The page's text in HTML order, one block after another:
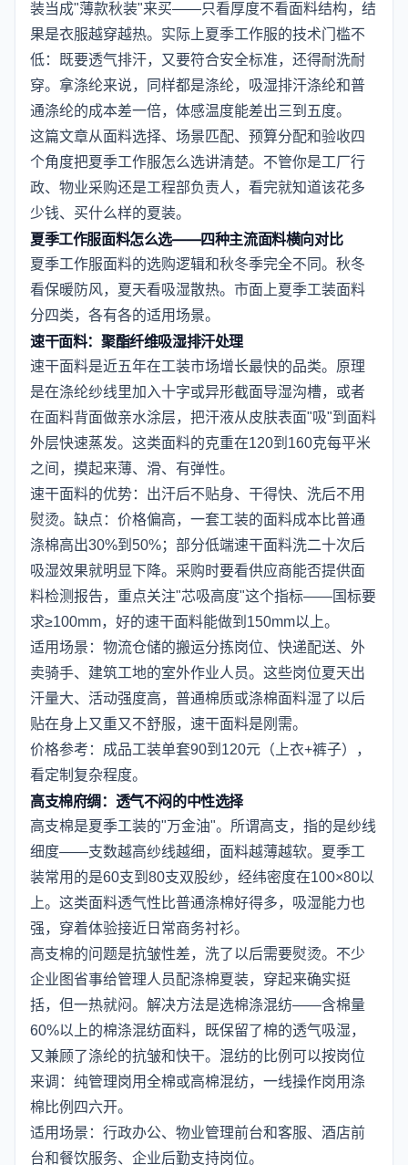
装当成"薄款秋装"来买——只看厚度不看面料结构，结
果是衣服越穿越热。实际上夏季工作服的技术门槛不
低：既要透气排汗，又要符合安全标准，还得耐洗耐
穿。拿涤纶来说，同样都是涤纶，吸湿排汗涤纶和普
通涤纶的成本差一倍，体感温度能差出三到五度。
这篇文章从面料选择、场景匹配、预算分配和验收四
个角度把夏季工作服怎么选讲清楚。不管你是工厂行
政、物业采购还是工程部负责人，看完就知道该花多
少钱、买什么样的夏装。
夏季工作服面料怎么选——四种主流面料横向对比
夏季工作服面料的选购逻辑和秋冬季完全不同。秋冬
看保暖防风，夏天看吸湿散热。市面上夏季工装面料
分四类，各有各的适用场景。
速干面料：聚酯纤维吸湿排汗处理
速干面料是近五年在工装市场增长最快的品类。原理
是在涤纶纱线里加入十字或异形截面导湿沟槽，或者
在面料背面做亲水涂层，把汗液从皮肤表面"吸"到面料
外层快速蒸发。这类面料的克重在120到160克每平米
之间，摸起来薄、滑、有弹性。
速干面料的优势：出汗后不贴身、干得快、洗后不用
熨烫。缺点：价格偏高，一套工装的面料成本比普通
涤棉高出30%到50%；部分低端速干面料洗二十次后
吸湿效果就明显下降。采购时要看供应商能否提供面
料检测报告，重点关注"芯吸高度"这个指标——国标要
求≥100mm，好的速干面料能做到150mm以上。
适用场景：物流仓储的搬运分拣岗位、快递配送、外
卖骑手、建筑工地的室外作业人员。这些岗位夏天出
汗量大、活动强度高，普通棉质或涤棉面料湿了以后
贴在身上又重又不舒服，速干面料是刚需。
价格参考：成品工装单套90到120元（上衣+裤子），
看定制复杂程度。
高支棉府绸：透气不闷的中性选择
高支棉是夏季工装的"万金油"。所谓高支，指的是纱线
细度——支数越高纱线越细，面料越薄越软。夏季工
装常用的是60支到80支双股纱，经纬密度在100×80以
上。这类面料透气性比普通涤棉好得多，吸湿能力也
强，穿着体验接近日常商务衬衫。
高支棉的问题是抗皱性差，洗了以后需要熨烫。不少
企业图省事给管理人员配涤棉夏装，穿起来确实挺
括，但一热就闷。解决方法是选棉涤混纺——含棉量
60%以上的棉涤混纺面料，既保留了棉的透气吸湿，
又兼顾了涤纶的抗皱和快干。混纺的比例可以按岗位
来调：纯管理岗用全棉或高棉混纺，一线操作岗用涤
棉比例四六开。
适用场景：行政办公、物业管理前台和客服、酒店前
台和餐饮服务、企业后勤支持岗位。